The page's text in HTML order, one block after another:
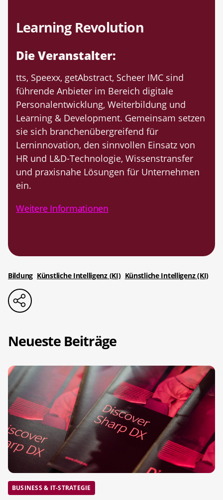
Learning Revolution
Die Veranstalter:
tts, Speexx, getAbstract, Scheer IMC sind
führende Anbieter im Bereich digitale
Personalentwicklung, Weiterbildung und
Learning & Development. Gemeinsam setzen
sie sich branchenübergreifend für
Lerninnovation, den sinnvollen Einsatz von
HR und L&D-Technologie, Wissenstransfer
und praxisnahe Lösungen für Unternehmen
ein.
Weitere Informationen
Bildung Künstliche Intelligenz (KI) Künstliche Intelligenz (KI)
Neueste Beiträge
BUSINESS & IT-STRATEGIE